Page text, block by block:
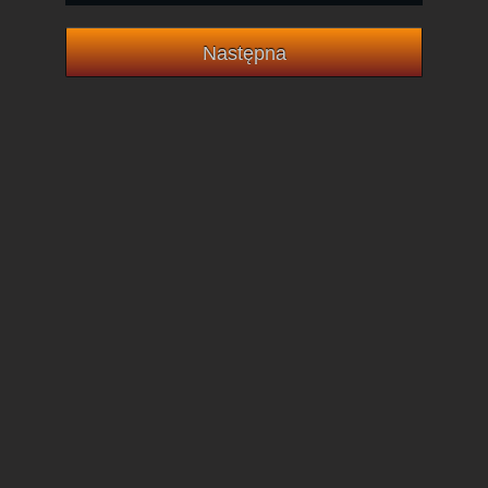
Następna